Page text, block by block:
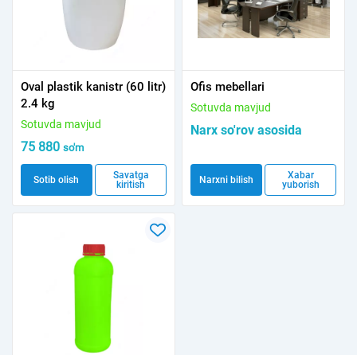
Oval plastik kanistr (60 litr)
2.4 kg
Sotuvda mavjud
75 880 so'm
Sotib olish
Savatga
kiritish
Ofis mebellari
Sotuvda mavjud
Narx so'rov asosida
Narxni bilish
Xabar
yuborish